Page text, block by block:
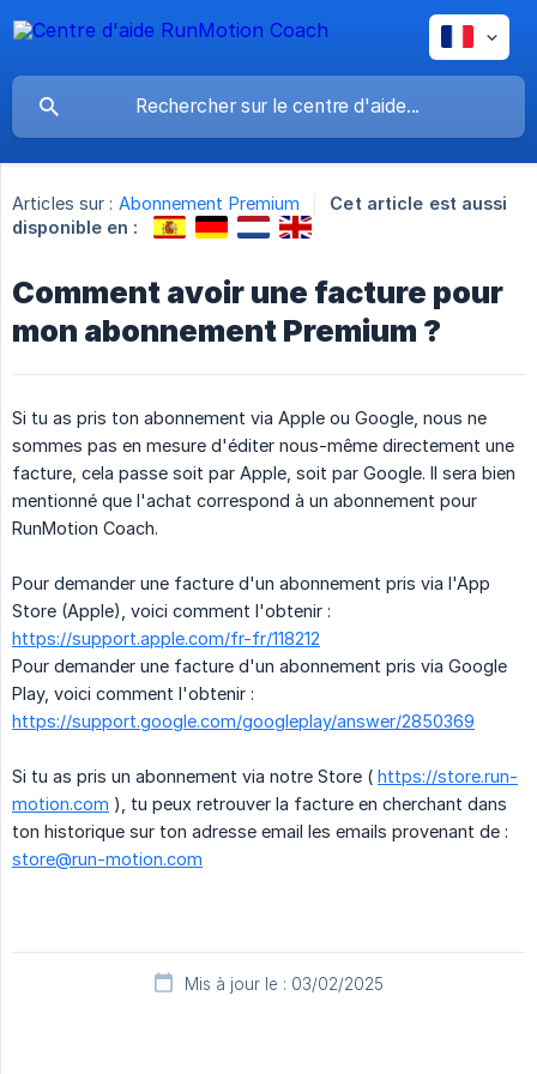
Articles sur : Abonnement Premium
Cet article est aussi
disponible en :
Comment avoir une facture pour
mon abonnement Premium ?
Si tu as pris ton abonnement via Apple ou Google, nous ne
sommes pas en mesure d'éditer nous-même directement une
facture, cela passe soit par Apple, soit par Google. Il sera bien
mentionné que l'achat correspond à un abonnement pour
RunMotion Coach.
Pour demander une facture d'un abonnement pris via l'App
Store (Apple), voici comment l'obtenir :
https://support.apple.com/fr-fr/118212
Pour demander une facture d'un abonnement pris via Google
Play, voici comment l'obtenir :
https://support.google.com/googleplay/answer/2850369
Si tu as pris un abonnement via notre Store ( https://store.run-
motion.com ), tu peux retrouver la facture en cherchant dans
ton historique sur ton adresse email les emails provenant de :
store@run-motion.com
Mis à jour le : 03/02/2025